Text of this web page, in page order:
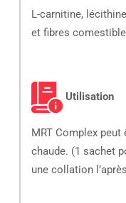
L-carnitine,
et fibres
Utilisation
MRT Complex peut
chaude. (1 sachet
une collation